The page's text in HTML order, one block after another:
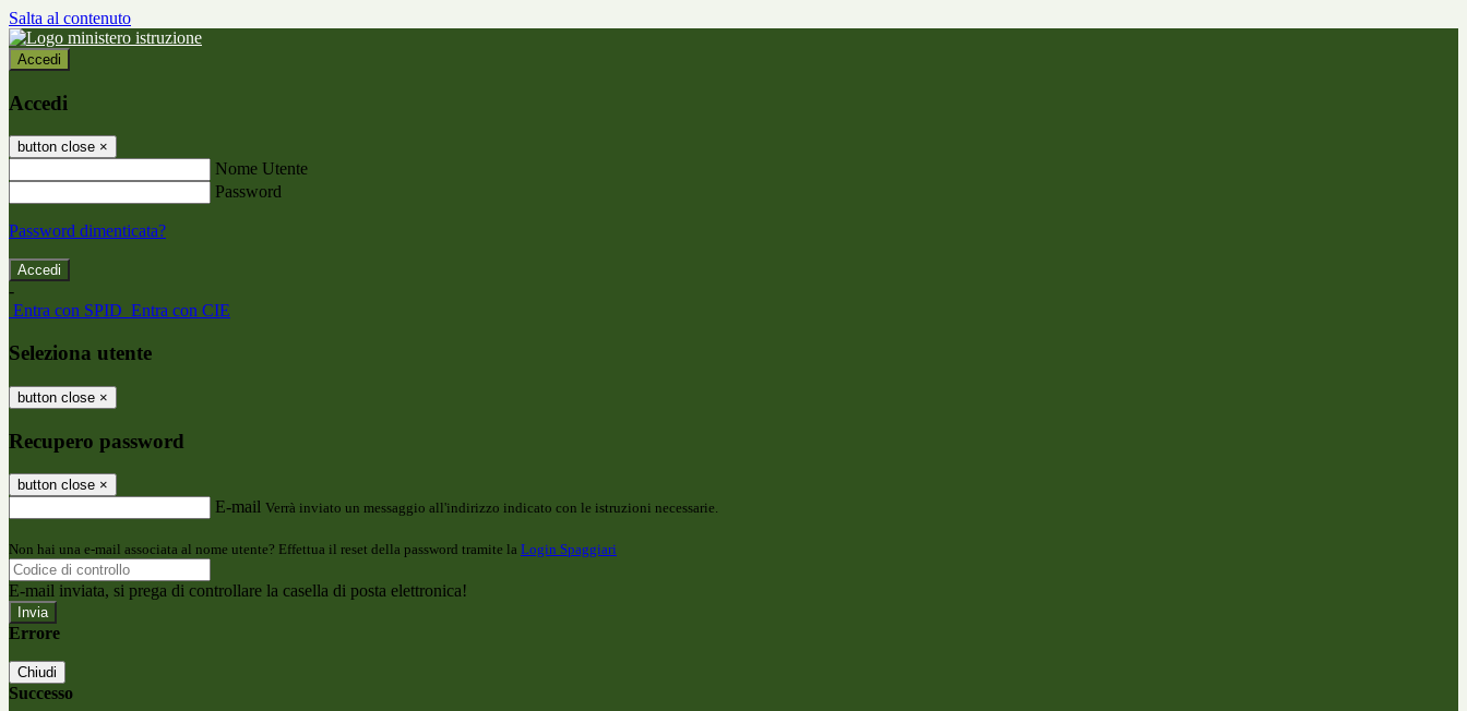
Salta al contenuto
Accedi
Accedi
button close ×
Nome Utente
Password
Password dimenticata?
-
Entra con SPID Entra con CIE
Seleziona utente
button close ×
Recupero password
button close ×
E-mail Verrà inviato un messaggio all'indirizzo indicato con le istruzioni necessarie.
Non hai una e-mail associata al nome utente? Effettua il reset della password tramite la Login Spaggiari
E-mail inviata, si prega di controllare la casella di posta elettronica!
Errore
Chiudi
Successo